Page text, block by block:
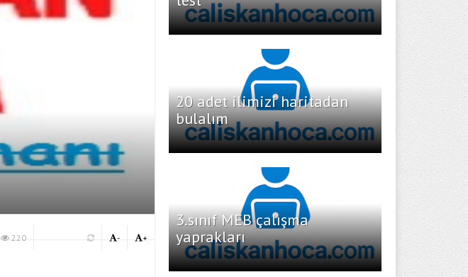
220 +
-
20 adet ilimizi haritadan
bulalım
3.sınıf MEB çalışma
yaprakları